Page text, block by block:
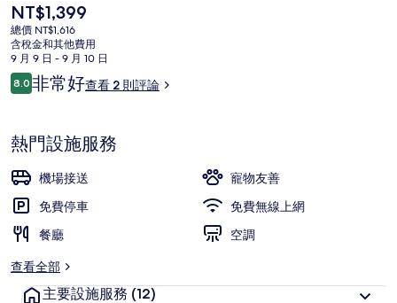
目
前
的
價
格
是
NT$1,399
總價 NT$1,616
含稅金和其他費用
9 月 9 日 - 9 月 10 日
評
論
8.08.0 分，滿分 10 分，
非常好查看 2 則評論
熱門設施服務
機場接送
寵物友善
免費停車
免費無線上網
餐廳
空調
查看全部
主要設施服務 (12)